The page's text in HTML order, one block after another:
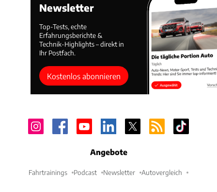
Newsletter
Top-Tests, echte
Erfahrungsberichte &
Technik-Highlights – direkt in
Ihr Postfach.
Kostenlos abonnieren
Angebote
Fahrtrainings Podcast Newsletter Autovergleich